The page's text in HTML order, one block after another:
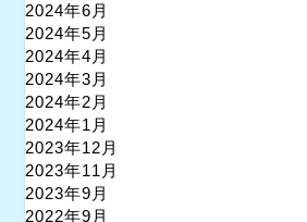
2024年6月
2024年5月
2024年4月
2024年3月
2024年2月
2024年1月
2023年12月
2023年11月
2023年9月
2022年9月